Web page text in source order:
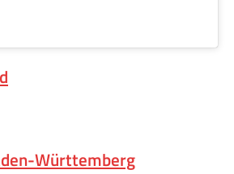
Württemberg